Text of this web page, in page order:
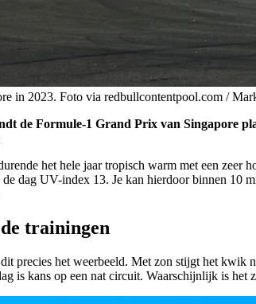
in 2023. Foto via redbullcontentpool.com /
de Formule-1 Grand Prix van Singapore
het hele jaar tropisch warm met een zeer
dag UV-index 13. Je kan hierdoor binnen 10
trainingen
precies het weerbeeld. Met zon stijgt het kwik
is kans op een nat circuit. Waarschijnlijk is het